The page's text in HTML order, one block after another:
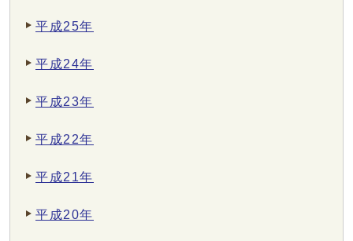
平成25年
平成24年
平成23年
平成22年
平成21年
平成20年